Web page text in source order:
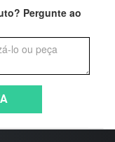
Pergunte ao